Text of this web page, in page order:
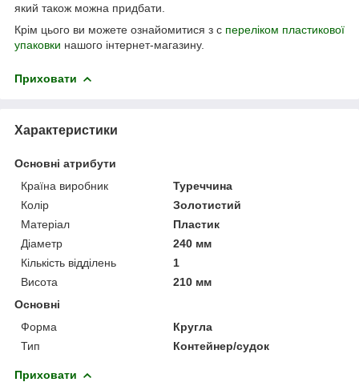
який також можна придбати.
Крім цього ви можете ознайомитися з с переліком пластикової
упаковки нашого інтернет-магазину.
Приховати
Характеристики
Основні атрибути
Країна виробник
Туреччина
Колір
Золотистий
Матеріал
Пластик
Діаметр
240 мм
Кількість відділень
1
Висота
210 мм
Основні
Форма
Кругла
Тип
Контейнер/судок
Приховати